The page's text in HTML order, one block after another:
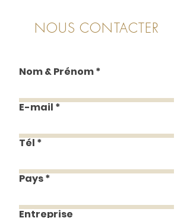
NOUS CONTACTER
Nom & Prénom
E-mail
Tél
Pays
Entreprise